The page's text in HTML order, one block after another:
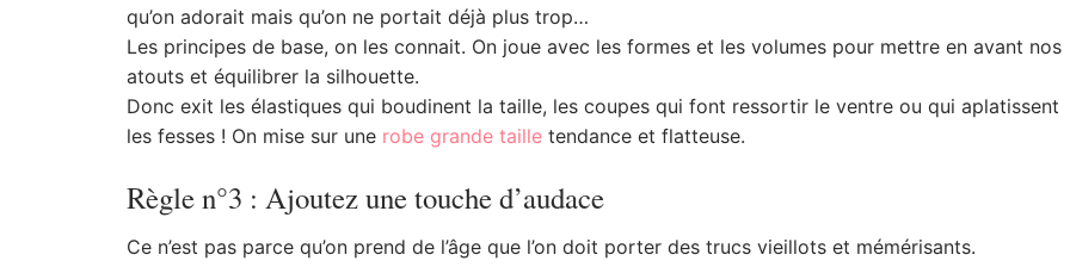
qu’on adorait mais qu’on ne portait déjà plus trop…
Les principes de base, on les connait. On joue avec les formes et les volumes pour mettre en avant nos
atouts et équilibrer la silhouette.
Donc exit les élastiques qui boudinent la taille, les coupes qui font ressortir le ventre ou qui aplatissent
les fesses ! On mise sur une robe grande tailletendance et flatteuse.
Règle n°3 : Ajoutez une touche d’audace
Ce n’est pas parce qu’on prend de l’âge que l’on doit porter des trucs vieillots et mémérisants.